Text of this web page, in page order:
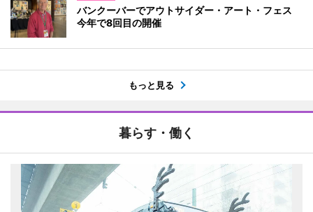
バンクーバーでアウトサイダー・アート・フェス
今年で8回目の開催
もっと見る
暮らす・働く